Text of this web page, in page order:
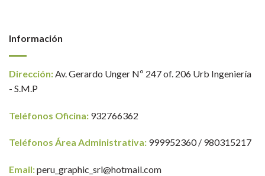
Información
Dirección:Av. Gerardo Unger Nº 247 of. 206 Urb Ingeniería
- S.M.P
Teléfonos Oficina: 932766362
Teléfonos Área Administrativa: 999952360 / 980315217
Email:peru_graphic_srl@hotmail.com